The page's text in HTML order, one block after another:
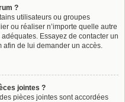
?
utilisateurs ou groupes
ou réaliser n’importe quelle autre
Essayez de contacter un
afin de lui demander un accès.
jointes ?
pièces jointes sont accordées